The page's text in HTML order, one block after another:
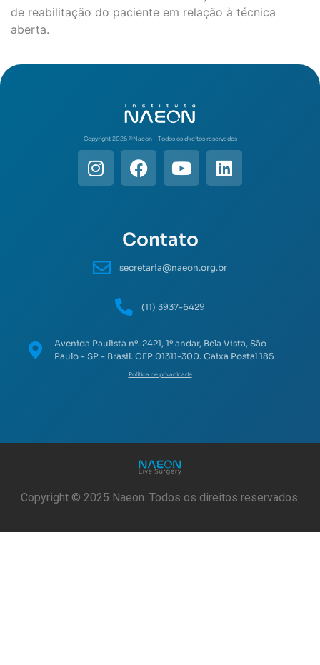
de reabilitação do paciente em relação à técnica
aberta.
Copyright 2026 ©️Naeon - Todos os direitos reservados
Contato
secretaria@naeon.org.br
(11) 3937-6429
Avenida Paulista nº. 2421, 1º andar, Bela Vista, São
Paulo - SP - Brasil. CEP:01311-300. Caixa Postal 185
Política de privacidade
Copyright © 2025 Naeon. Todos os direitos reservados.